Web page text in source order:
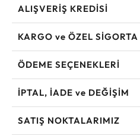
ALIŞVERİŞ KREDİSİ
KARGO ve ÖZEL SİGORTA
ÖDEME SEÇENEKLERİ
İPTAL, İADE ve DEĞİŞİM
SATIŞ NOKTALARIMIZ